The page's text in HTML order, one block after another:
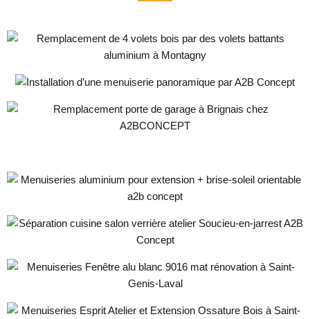
volets battants aluminium à Montagny
panoramique
fenêtre à Brignais
au-Mont-d’Or
Mat à Soucieu-en-Jarrest
Rénovation de Menuiseries : Porte-
Fenêtre et Fenêtre avec Ferrage
Invisible à Saint-Genis-Laval
Ossature Bois à Saint-Genis-Laval